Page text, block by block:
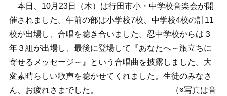
本日、10月23日（木）は行田市小・中学校音楽会が開
催されました。午前の部は小学校7校、中学校4校の計11
校が出場し、合唱を聴き合いました。忍中学校からは３
年３組が出場し、最後に登場して『あなたへ～旅立ちに
寄せるメッセージ～』という合唱曲を披露しました。大
変素晴らしい歌声を聴かせてくれました。生徒のみなさ
ん、お疲れさまでした。 （※写真は音